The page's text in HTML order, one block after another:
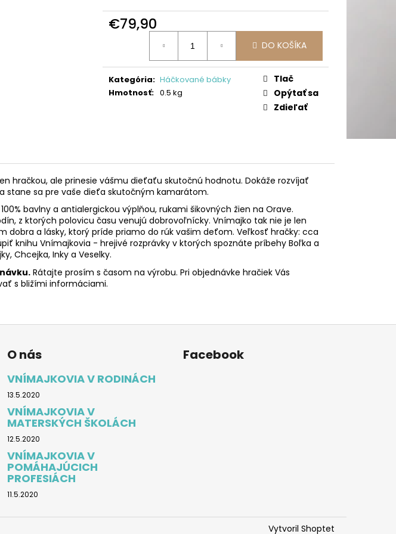
€79,90
Jednotková
DO KOŠÍKA
Kategória: Háčkované bábky
Hmotnosť: 0.5 kg
Tlač
Opýtať sa
Zdieľať
hračkou, ale prinesie vášmu dieťaťu skutočnú hodnotu. Dokáže rozvíjať
stane sa pre vaše dieťa skutočným kamarátom.
bavlny a antialergickou výplňou, rukami šikovných žien na Orave.
z ktorých polovicu času venujú dobrovoľnícky. Vnímajko tak nie je len
dobra a lásky, ktorý príde priamo do rúk vašim deťom. Veľkosť hračky: cca
knihu Vnímajkovia - hrejivé rozprávky v ktorých spoznáte príbehy Boľka a
Chcejka, Inky a Veselky.
. Rátajte prosím s časom na výrobu. Pri objednávke hračiek Vás
s bližími informáciami.
O nás
VNÍMAJKOVIA V RODINÁCH
13.5.2020
VNÍMAJKOVIA V
MATERSKÝCH ŠKOLÁCH
12.5.2020
VNÍMAJKOVIA V
POMÁHAJÚCICH
PROFESIÁCH
11.5.2020
Facebook
Vytvoril Shoptet